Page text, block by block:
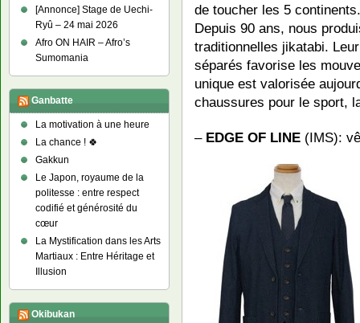
de toucher les 5 continents.
Depuis 90 ans, nous
traditionnelles jikatabi.
séparés favorise les
unique est valorisée
chaussures pour le sport,
– EDGE OF LINE (IMS):
[Annonce] Stage de Uechi-
Ryû – 24 mai 2026
Afro ON HAIR – Afro’s
Sumomania
Ganbatte
La motivation à une heure
La chance ! 🍀
Gakkun
Le Japon, royaume de la
politesse : entre respect
codifié et générosité du
cœur
La Mystification dans les Arts
Martiaux : Entre Héritage et
Illusion
Okibukan